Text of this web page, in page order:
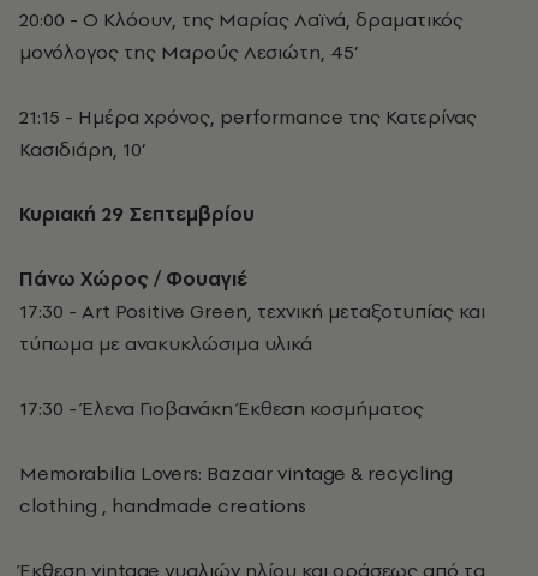
20:00 - Ο Κλόουν, της Μαρίας Λαϊνά, δραματικός
μονόλογος της Μαρούς Λεσιώτη, 45’
​21:15 - Ημέρα χρόνος, performance της Κατερίνας
Κασιδιάρη, 10’
Κυριακή 29 Σεπτεμβρίου
Πάνω Χώρος / Φουαγιέ
17:30 - Art Positive Green, τεχνική μεταξοτυπίας και
τύπωμα με ανακυκλώσιμα υλικά
17:30 - Έλενα Γιοβανάκη Έκθεση κοσμήματος
Memorabilia Lovers: Bazaar vintage & recycling
clothing , handmade creations
Έκθεση vintage γυαλιών ηλίου και οράσεως από τα